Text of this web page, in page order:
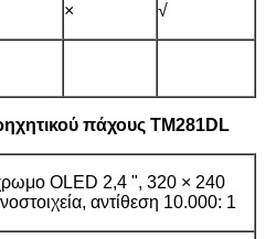
× √
πάχους TM281DL
OLED 2,4 ", 320 × 240
αντίθεση 10.000: 1